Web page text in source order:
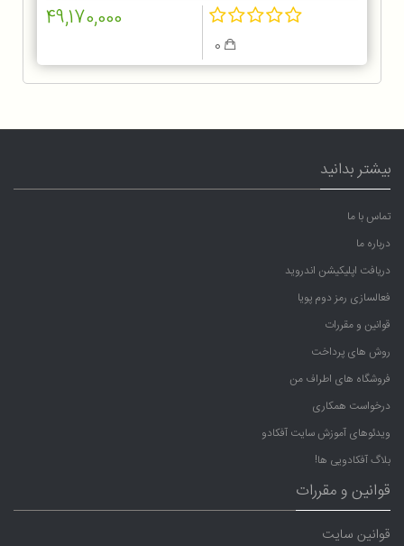
49,170,000
بیشتر بدانید
تماس با ما
درباره ما
دریافت اپلیکیشن اندروید
فعالسازی رمز دوم پویا
قوانین و مقررات
روش های پرداخت
فروشگاه های اطراف من
درخواست همکاری
ویدئوهای آموزش سایت آفکادو
بلاگ آفکادویی ها!
قوانین و مقررات
قوانین سایت